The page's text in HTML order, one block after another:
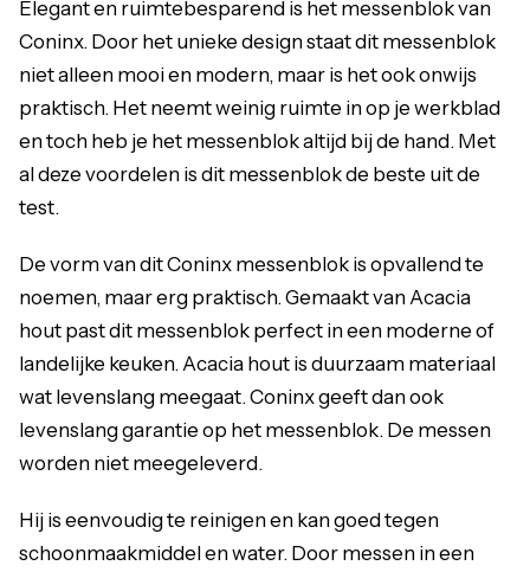
Elegant en ruimtebesparend is het messenblok van
Coninx. Door het unieke design staat dit messenblok
niet alleen mooi en modern, maar is het ook onwijs
praktisch. Het neemt weinig ruimte in op je werkblad
en toch heb je het messenblok altijd bij de hand. Met
al deze voordelen is dit messenblok de beste uit de
test.
De vorm van dit Coninx messenblok is opvallend te
noemen, maar erg praktisch. Gemaakt van Acacia
hout past dit messenblok perfect in een moderne of
landelijke keuken. Acacia hout is duurzaam materiaal
wat levenslang meegaat. Coninx geeft dan ook
levenslang garantie op het messenblok. De messen
worden niet meegeleverd.
Hij is eenvoudig te reinigen en kan goed tegen
schoonmaakmiddel en water. Door messen in een